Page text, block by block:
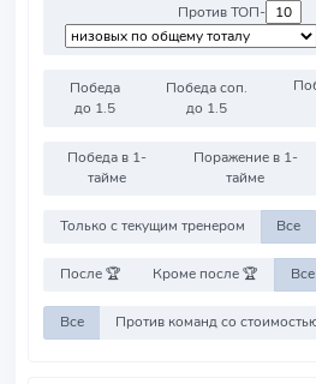
Против ТОП-
Победа
до 1.5
Победа соп.
до 1.5
Победа в 1-
тайме
Поражение в 1-
тайме
Только с текущим тренером Все
После 🏆 Кроме после 🏆 Все
Все